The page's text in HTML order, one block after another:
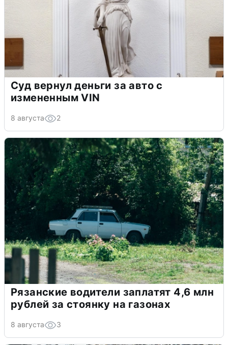
Суд вернул деньги за авто с
измененным VIN
8 августа 2
Рязанские водители заплатят 4,6 млн
рублей за стоянку на газонах
8 августа 3